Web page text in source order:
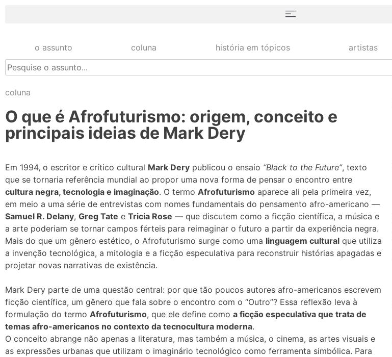
o assunto coluna história em tópicos artistas
coluna
O que é Afrofuturismo: origem, conceito e
principais ideias de Mark Dery
Em 1994, o escritor e crítico cultural Mark Dery publicou o ensaio “Black to the Future”, texto
que se tornaria referência mundial ao propor uma nova forma de pensar o encontro entre
cultura negra, tecnologia e imaginação. O termo Afrofuturismo aparece ali pela primeira vez,
em meio a uma série de entrevistas com nomes fundamentais do pensamento afro-americano —
Samuel R. Delany, Greg Tate e Tricia Rose — que discutem como a ficção científica, a música e
a arte poderiam se tornar campos férteis para reimaginar o futuro a partir da experiência negra.
Mais do que um gênero estético, o Afrofuturismo surge como uma linguagem cultural que utiliza
a invenção tecnológica, a mitologia e a ficção especulativa para reconstruir histórias apagadas e
projetar novas narrativas de existência.
Mark Dery parte de uma questão central: por que tão poucos autores afro-americanos escrevem
ficção científica, um gênero que fala sobre o encontro com o “Outro”? Essa reflexão leva à
formulação do termo Afrofuturismo, que ele define como a ficção especulativa que trata de
temas afro-americanos no contexto da tecnocultura moderna.
O conceito abrange não apenas a literatura, mas também a música, o cinema, as artes visuais e
as expressões urbanas que utilizam o imaginário tecnológico como ferramenta simbólica. Para